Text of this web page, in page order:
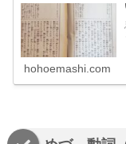
hohoemashi.com